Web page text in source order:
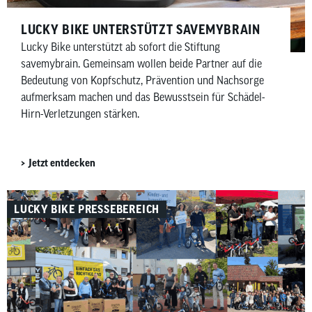
LUCKY BIKE UNTERSTÜTZT SAVEMYBRAIN​
Lucky Bike unterstützt ab sofort die Stiftung
savemybrain. Gemeinsam wollen beide Partner auf die
Bedeutung von Kopfschutz, Prävention und Nachsorge
aufmerksam machen und das Bewusstsein für Schädel-
Hirn-Verletzungen stärken.
Jetzt entdecken
LUCKY BIKE PRESSEBEREICH